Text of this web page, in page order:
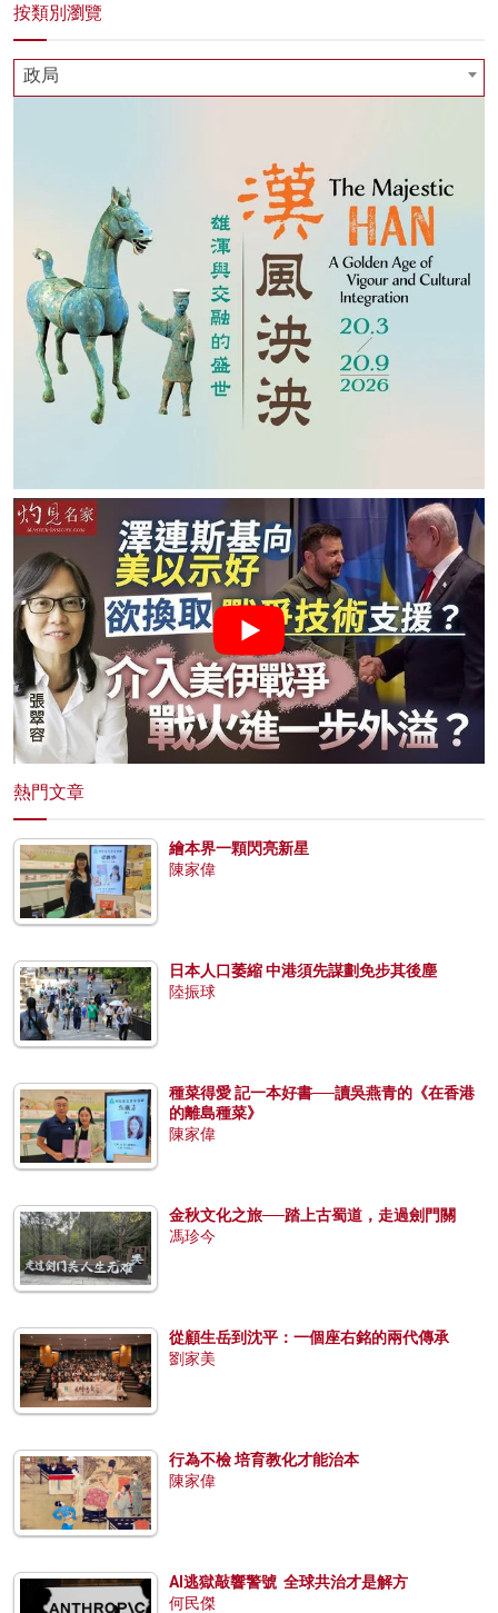
按類別瀏覽
政局
熱門文章
繪本界一顆閃亮新星
陳家偉
日本人口萎縮 中港須先謀劃免步其後塵
陸振球
種菜得愛 記一本好書──讀吳燕青的《在香港
的離島種菜》
陳家偉
金秋文化之旅──踏上古蜀道，走過劍門關
馮珍今
從顧生岳到沈平：一個座右銘的兩代傳承
劉家美
行為不檢 培育教化才能治本
陳家偉
AI逃獄敲響警號 全球共治才是解方
何民傑